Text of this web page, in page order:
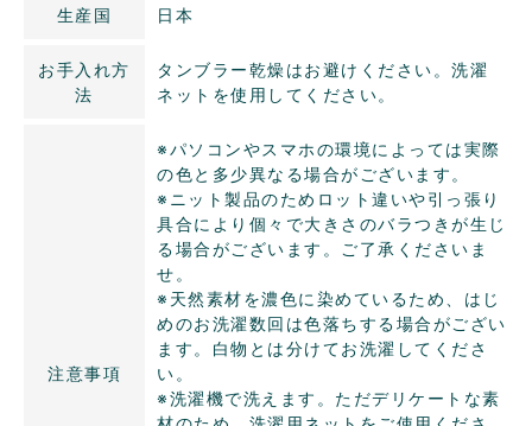
生産国 日本
お手入れ方
法
タンブラー乾燥はお避けください。洗濯
ネットを使用してください。
注意事項
※パソコンやスマホの環境によっては実際
の色と多少異なる場合がございます。
※ニット製品のためロット違いや引っ張り
具合により個々で大きさのバラつきが生じ
る場合がございます。ご了承くださいま
せ。
※天然素材を濃色に染めているため、はじ
めのお洗濯数回は色落ちする場合がござい
ます。白物とは分けてお洗濯してくださ
い。
※洗濯機で洗えます。ただデリケートな素